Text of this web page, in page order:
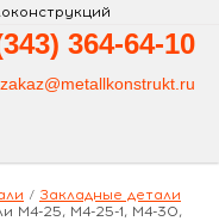
364-64-10
zakaz@metallkonstrukt.ru
/ Закладные детали
М4-25, М4-25-1, М4-30,